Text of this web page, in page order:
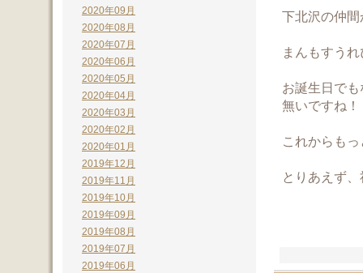
下北沢の仲
まんもすう
お誕生日で
無いですね！
これからも
とりあえず
2020年09月
2020年08月
2020年07月
2020年06月
2020年05月
2020年04月
2020年03月
2020年02月
2020年01月
2019年12月
2019年11月
2019年10月
2019年09月
2019年08月
2019年07月
2019年06月